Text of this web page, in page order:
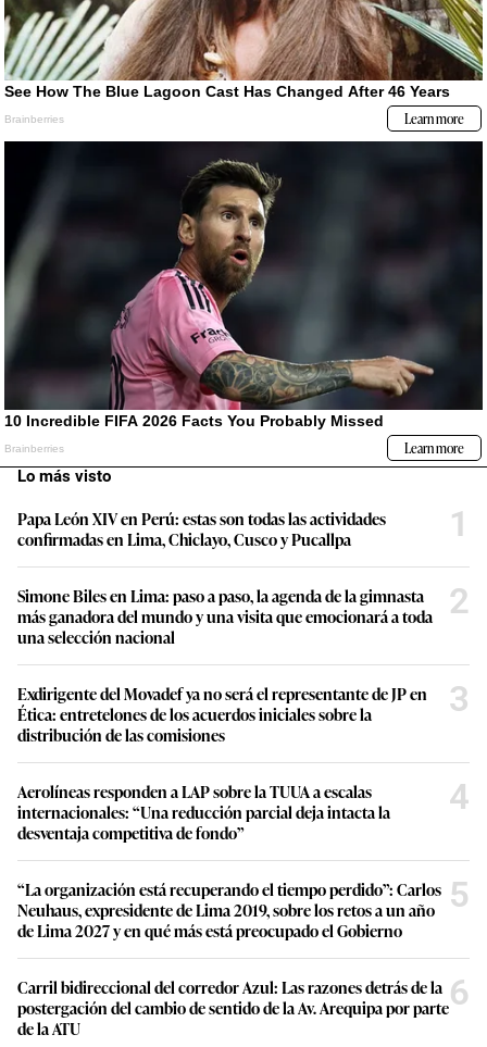
Lo más visto
Papa León XIV en Perú: estas son todas las actividades
confirmadas en Lima, Chiclayo, Cusco y Pucallpa
1
Simone Biles en Lima: paso a paso, la agenda de la gimnasta
más ganadora del mundo y una visita que emocionará a toda
una selección nacional
2
Exdirigente del Movadef ya no será el representante de JP en
Ética: entretelones de los acuerdos iniciales sobre la
distribución de las comisiones
3
Aerolíneas responden a LAP sobre la TUUA a escalas
internacionales: “Una reducción parcial deja intacta la
desventaja competitiva de fondo”
4
“La organización está recuperando el tiempo perdido”: Carlos
Neuhaus, expresidente de Lima 2019, sobre los retos a un año
de Lima 2027 y en qué más está preocupado el Gobierno
5
Carril bidireccional del corredor Azul: Las razones detrás de la
postergación del cambio de sentido de la Av. Arequipa por parte
de la ATU
6